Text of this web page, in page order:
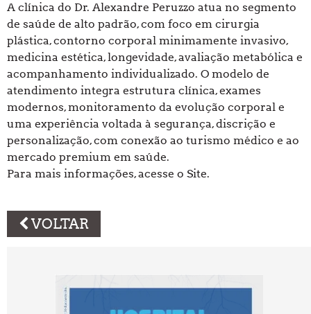
A clínica do Dr. Alexandre Peruzzo atua no segmento
de saúde de alto padrão, com foco em cirurgia
plástica, contorno corporal minimamente invasivo,
medicina estética, longevidade, avaliação metabólica e
acompanhamento individualizado. O modelo de
atendimento integra estrutura clínica, exames
modernos, monitoramento da evolução corporal e
uma experiência voltada à segurança, discrição e
personalização, com conexão ao turismo médico e ao
mercado premium em saúde.
Para mais informações, acesse o Site.
VOLTAR